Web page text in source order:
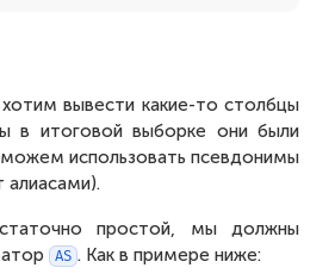
вывести какие-то столбцы
в итоговой выборке они были
использовать псевдонимы
алиасами).
простой, мы должны
AS . Как в примере ниже: